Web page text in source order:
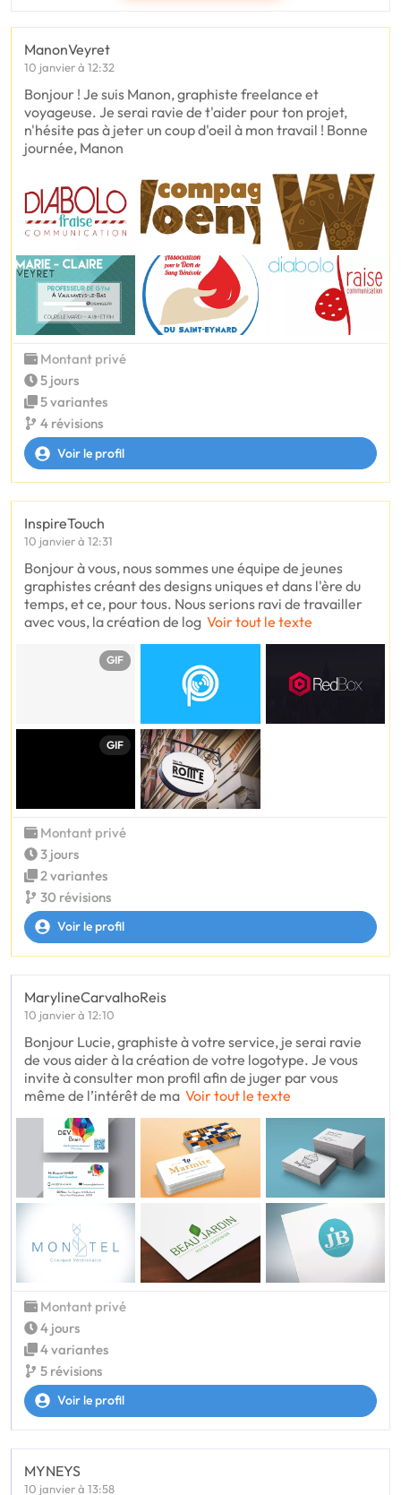
ManonVeyret
10 janvier à 12:32
Bonjour ! Je suis Manon, graphiste freelance et
voyageuse. Je serai ravie de t'aider pour ton projet,
n'hésite pas à jeter un coup d'oeil à mon travail ! Bonne
journée, Manon
Montant privé
5 jours
5 variantes
4 révisions
Voir le profil
InspireTouch
10 janvier à 12:31
Bonjour à vous, nous sommes une équipe de jeunes
graphistes créant des designs uniques et dans l'ère du
temps, et ce, pour tous. Nous serions ravi de travailler
avec vous, la création de log Voir tout le texte
GIF
GIF
Montant privé
3 jours
2 variantes
30 révisions
Voir le profil
MarylineCarvalhoReis
10 janvier à 12:10
Bonjour Lucie, graphiste à votre service, je serai ravie
de vous aider à la création de votre logotype. Je vous
invite à consulter mon profil afin de juger par vous
même de l’intérêt de ma Voir tout le texte
Montant privé
4 jours
4 variantes
5 révisions
Voir le profil
MYNEYS
10 janvier à 13:58